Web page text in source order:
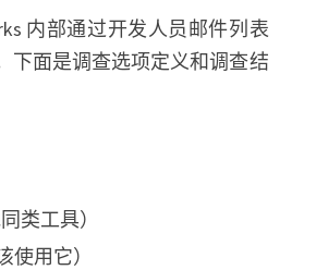
内部通过开发人员邮件列表
下面是调查选项定义和调查结
类工具）
用它）